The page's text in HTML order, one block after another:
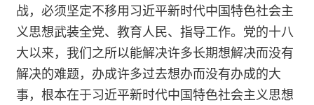
战，必须坚定不移用习近平新时代中国特色社会主
义思想武装全党、教育人民、指导工作。党的十八
大以来，我们之所以能解决许多长期想解决而没有
解决的难题，办成许多过去想办而没有办成的大
事，根本在于习近平新时代中国特色社会主义思想